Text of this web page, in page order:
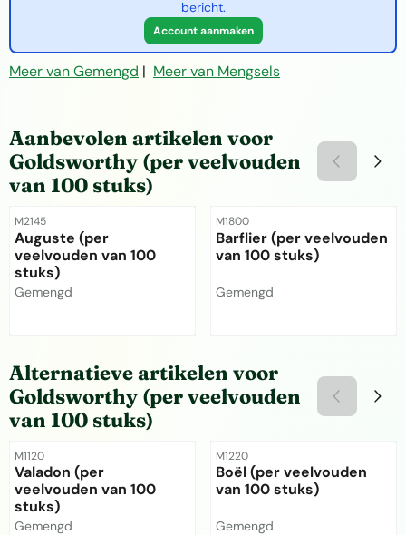
bericht.
Account aanmaken
Meer van Gemengd | Meer van Mengsels
Aanbevolen artikelen voor
Goldsworthy (per veelvouden
van 100 stuks)
Artikelnummer
M2145
Auguste (per
veelvouden van 100
stuks)
Merk:
Gemengd
Artikelnummer
M1800
Barflier (per veelvouden
van 100 stuks)
Merk:
Gemengd
Alternatieve artikelen voor
Goldsworthy (per veelvouden
van 100 stuks)
Artikelnummer
M1120
Valadon (per
veelvouden van 100
stuks)
Merk:
Gemengd
Artikelnummer
M1220
Boël (per veelvouden
van 100 stuks)
Merk:
Gemengd